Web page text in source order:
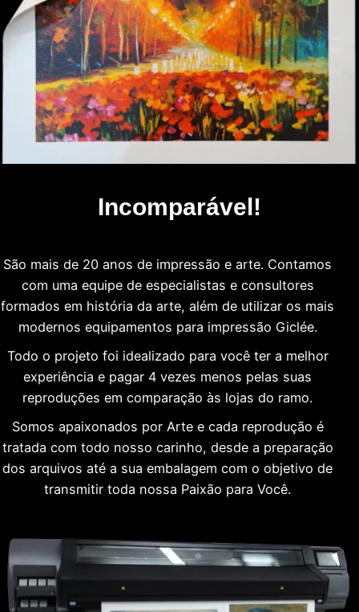
Incomparável!
São mais de 20 anos de impressão e arte. Contamos
com uma equipe de especialistas e consultores
formados em história da arte, além de utilizar os mais
modernos equipamentos para impressão Giclée.
Todo o projeto foi idealizado para você ter a melhor
experiência e pagar 4 vezes menos pelas suas
reproduções em comparação às lojas do ramo.
Somos apaixonados por Arte e cada reprodução é
tratada com todo nosso carinho, desde a preparação
dos arquivos até a sua embalagem com o objetivo de
transmitir toda nossa Paixão para Você.